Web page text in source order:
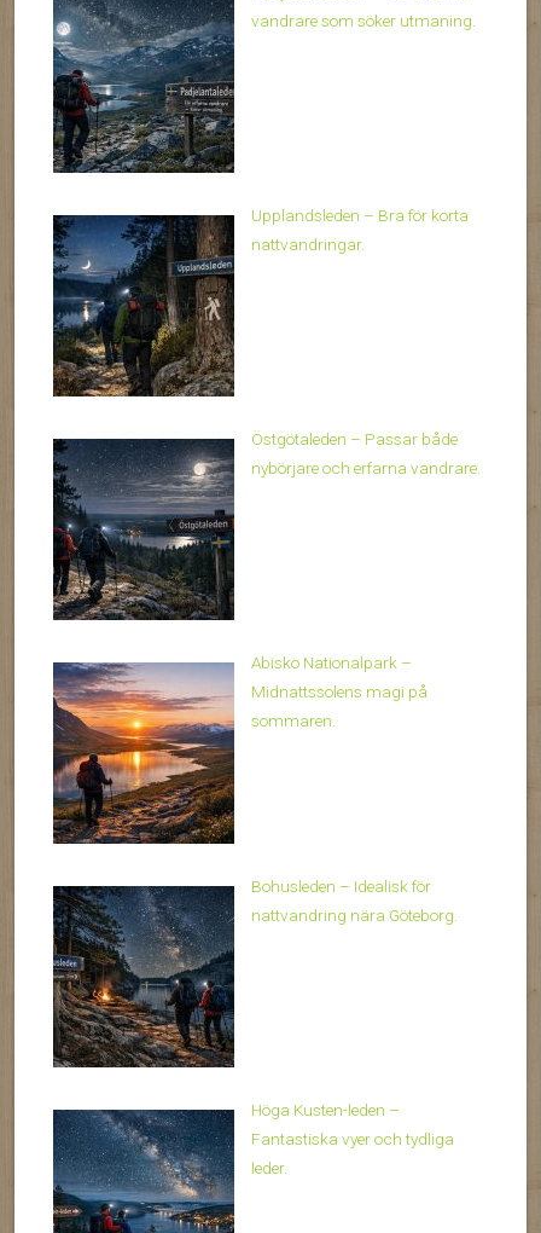
vandrare som söker utmaning.
Upplandsleden – Bra för korta
nattvandringar.
Östgötaleden – Passar både
nybörjare och erfarna vandrare.
Abisko Nationalpark –
Midnattssolens magi på
sommaren.
Bohusleden – Idealisk för
nattvandring nära Göteborg.
Höga Kusten-leden –
Fantastiska vyer och tydliga
leder.